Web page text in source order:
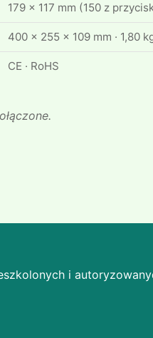
179 × 117 mm (150 z
400 × 255 × 109 mm · 1,80
CE · RoHS
i